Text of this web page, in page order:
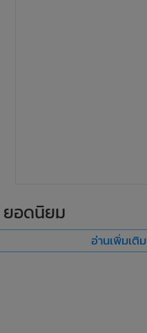
ยอดนิยม
อ่านเพิ่มเติม